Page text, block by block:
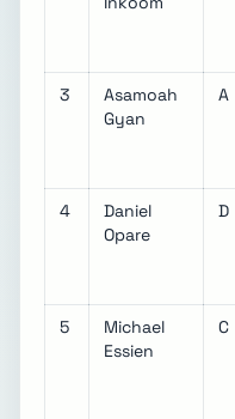
3
Asamoah
Gyan
A
4
Daniel
Opare
D
5
Michael
Essien
C